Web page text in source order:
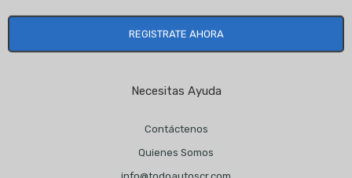
REGISTRATE AHORA
Necesitas Ayuda
Contáctenos
Quienes Somos